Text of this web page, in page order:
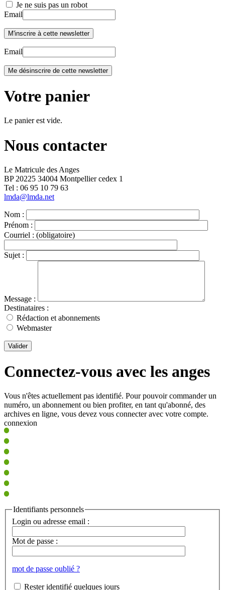
Je ne suis pas un robot
Email
Email
Votre panier
Le panier est vide.
Nous contacter
Le Matricule des Anges
BP 20225 34004 Montpellier cedex 1
Tel : ‭06 95 10 79 63
lmda@lmda.net
Nom :
Prénom :
Courriel : (obligatoire)
Sujet :
Message :
Destinataires :
Rédaction et abonnements
Webmaster
Valider
Connectez-vous avec les anges
Vous n'êtes actuellement pas identifié. Pour pouvoir commander un
numéro, un abonnement ou bien profiter, en tant qu'abonné, des
archives en ligne, vous devez vous connecter avec votre compte.
connexion
Identifiants personnels
Login ou adresse email :
Mot de passe :
mot de passe oublié ?
Rester identifié quelques jours